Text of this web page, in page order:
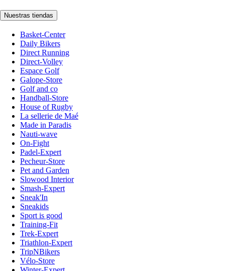
Nuestras tiendas
Basket-Center
Daily Bikers
Direct Running
Direct-Volley
Espace Golf
Galope-Store
Golf and co
Handball-Store
House of Rugby
La sellerie de Maé
Made in Paradis
Nauti-wave
On-Fight
Padel-Expert
Pecheur-Store
Pet and Garden
Slowood Interior
Smash-Expert
Sneak'In
Sneakids
Sport is good
Training-Fit
Trek-Expert
Triathlon-Expert
TripNBikers
Vélo-Store